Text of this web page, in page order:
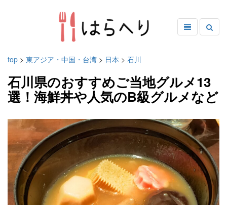
top > 東アジア・中国・台湾 > 日本 > 石川
石川県のおすすめご当地グルメ13
選！海鮮丼や人気のB級グルメなど